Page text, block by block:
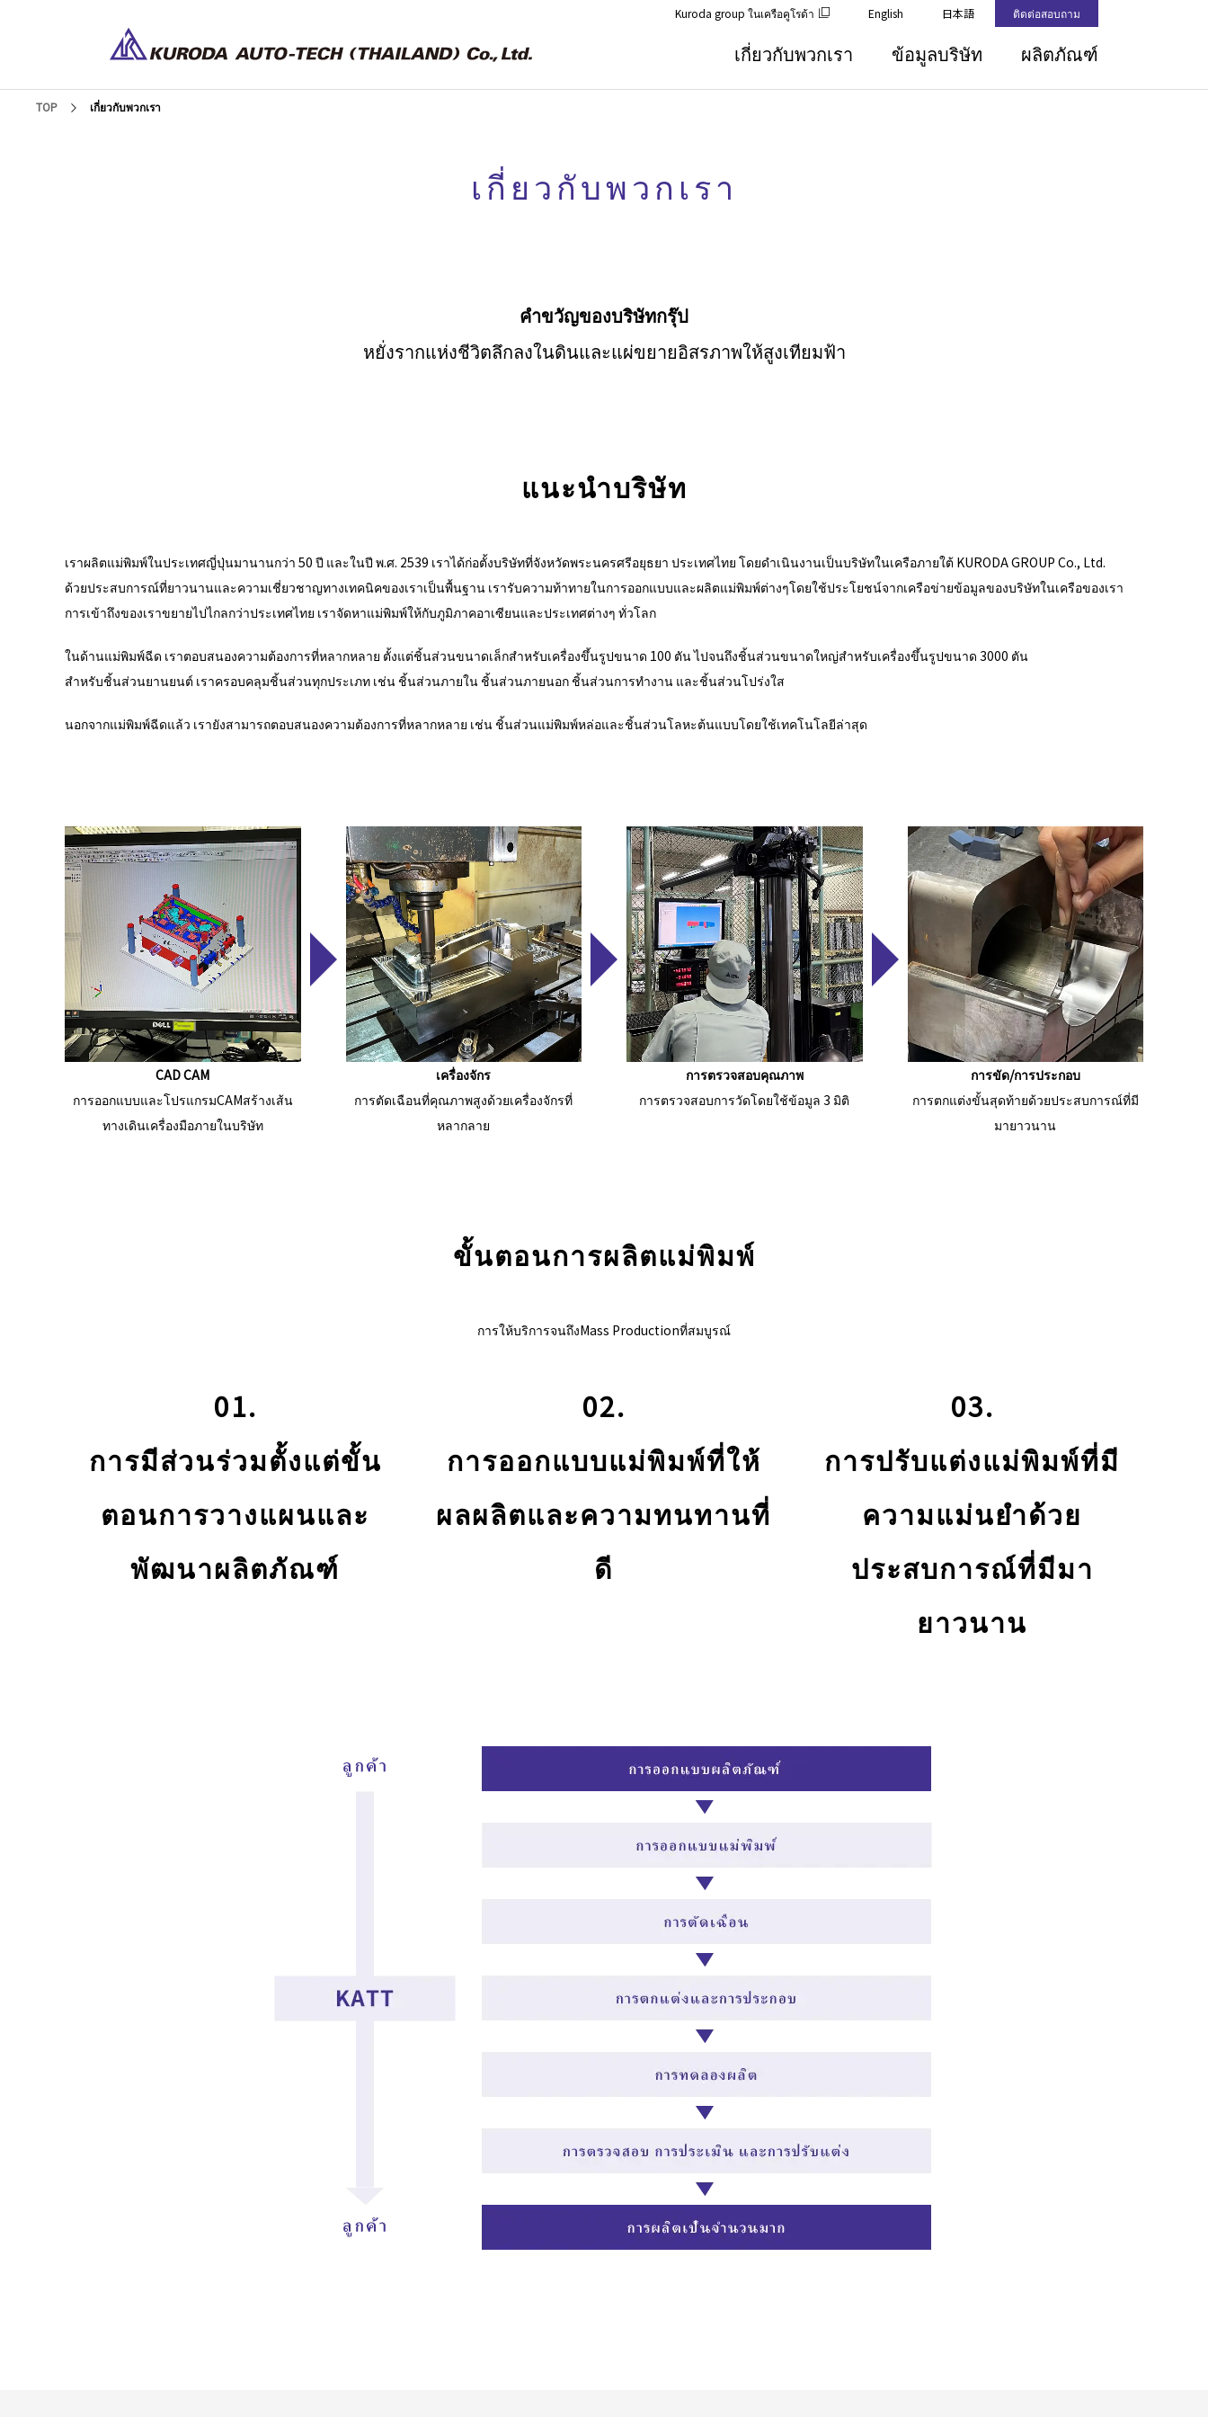
เกี่ยวกับพวกเรา ข้อมูลบริษัท ผลิตภัณฑ์
Kuroda group ในเครือคูโรด้า English 日本語 ติดต่อสอบถาม
TOP เกี่ยวกับพวกเรา
เกี่ยวกับพวกเรา
คำขวัญของบริษัทกรุ๊ป
หยั่งรากแห่งชีวิตลึกลงในดินและแผ่ขยายอิสรภาพให้สูงเทียมฟ้า
แนะนำบริษัท
เราผลิตแม่พิมพ์ในประเทศญี่ปุ่นมานานกว่า 50 ปี และในปี พ.ศ. 2539 เราได้ก่อตั้งบริษัทที่จังหวัดพระนครศรีอยุธยา ประเทศไทย โดยดำเนินงานเป็นบริษัทในเครือภายใต้ KURODA GROUP Co., Ltd.
ด้วยประสบการณ์ที่ยาวนานและความเชี่ยวชาญทางเทคนิคของเราเป็นพื้นฐาน เรารับความท้าทายในการออกแบบและผลิตแม่พิมพ์ต่างๆโดยใช้ประโยชน์จากเครือข่ายข้อมูลของบริษัทในเครือของเรา
การเข้าถึงของเราขยายไปไกลกว่าประเทศไทย เราจัดหาแม่พิมพ์ให้กับภูมิภาคอาเซียนและประเทศต่างๆ ทั่วโลก
ในด้านแม่พิมพ์ฉีด เราตอบสนองความต้องการที่หลากหลาย ตั้งแต่ชิ้นส่วนขนาดเล็กสำหรับเครื่องขึ้นรูปขนาด 100 ตัน ไปจนถึงชิ้นส่วนขนาดใหญ่สำหรับเครื่องขึ้นรูปขนาด 3000 ตัน
สำหรับชิ้นส่วนยานยนต์ เราครอบคลุมชิ้นส่วนทุกประเภท เช่น ชิ้นส่วนภายใน ชิ้นส่วนภายนอก ชิ้นส่วนการทำงาน และชิ้นส่วนโปร่งใส
นอกจากแม่พิมพ์ฉีดแล้ว เรายังสามารถตอบสนองความต้องการที่หลากหลาย เช่น ชิ้นส่วนแม่พิมพ์หล่อและชิ้นส่วนโลหะต้นแบบโดยใช้เทคโนโลยีล่าสุด
CAD CAM
การออกแบบและโปรแกรมCAMสร้างเส้น
ทางเดินเครื่องมือภายในบริษัท
เครื่องจักร
การตัดเฉือนที่คุณภาพสูงด้วยเครื่องจักรที่
หลากลาย
การตรวจสอบคุณภาพ
การตรวจสอบการวัดโดยใช้ข้อมูล 3 มิติ
การขัด/การประกอบ
การตกแต่งขั้นสุดท้ายด้วยประสบการณ์ที่มี
มายาวนาน
ขั้นตอนการผลิตแม่พิมพ์
การให้บริการจนถึงMass Productionที่สมบูรณ์
01.
การมีส่วนร่วมตั้งแต่ขั้น
ตอนการวางแผนและ
พัฒนาผลิตภัณฑ์
02.
การออกแบบแม่พิมพ์ที่ให้
ผลผลิตและความทนทานที่
ดี
03.
การปรับแต่งแม่พิมพ์ที่มี
ความแม่นยำด้วย
ประสบการณ์ที่มีมา
ยาวนาน